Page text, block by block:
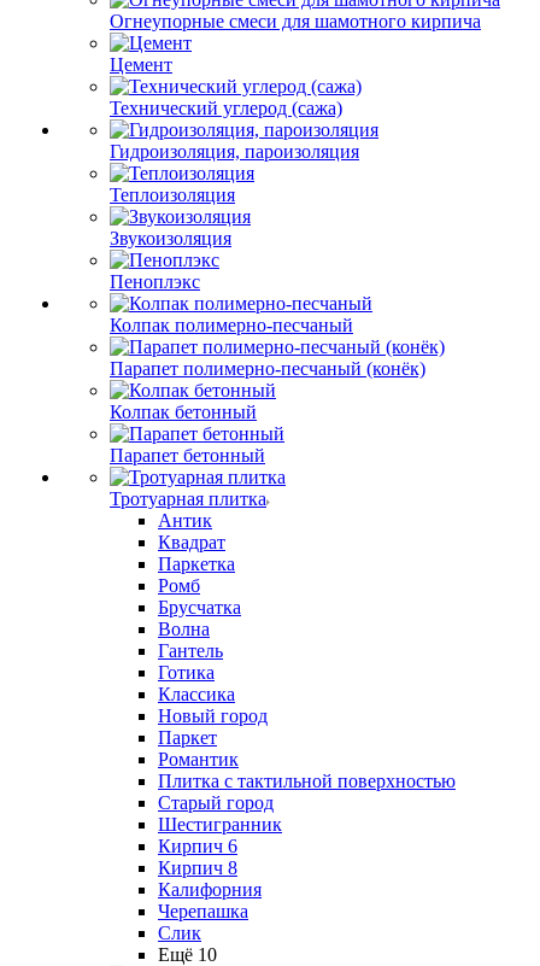
Огнеупорные смеси для шамотного кирпича
Цемент
Технический углерод (сажа)
Гидроизоляция, пароизоляция
Теплоизоляция
Звукоизоляция
Пеноплэкс
Колпак полимерно-песчаный
Парапет полимерно-песчаный (конёк)
Колпак бетонный
Парапет бетонный
Тротуарная плитка
Антик
Квадрат
Паркетка
Ромб
Брусчатка
Волна
Гантель
Готика
Классика
Новый город
Паркет
Романтик
Плитка с тактильной поверхностью
Старый город
Шестигранник
Кирпич 6
Кирпич 8
Калифорния
Черепашка
Слик
Ещё 10